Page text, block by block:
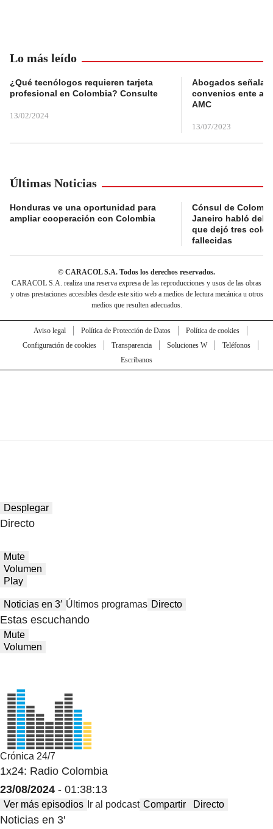
Lo más leído
¿Qué tecnólogos requieren tarjeta
profesional en Colombia? Consulte
13/02/2024
Abogados
convenios ente
AMC
13/07/2023
Últimas Noticias
Honduras ve una oportunidad para
ampliar cooperación con Colombia
Cónsul de
Janeiro habló del
que dejó tres
fallecidas
© CARACOL S.A. Todos los derechos reservados.
CARACOL S.A. realiza una reserva expresa de las reproducciones y usos de las obras
y otras prestaciones accesibles desde este sitio web a medios de lectura mecánica u otros
medios que resulten adecuados.
Aviso legal Política de Protección de Datos
Política de cookies
Configuración de cookies
Transparencia Soluciones W
Teléfonos
Escríbanos
Desplegar
Directo
Mute
Volumen
Play
Noticias en 3′ Últimos programas Directo
Estas escuchando
Mute
Volumen
Crónica 24/7
1x24: Radio Colombia
23/08/2024 - 01:38:13
Ver más episodios Ir al podcast Compartir Directo
Noticias en 3′